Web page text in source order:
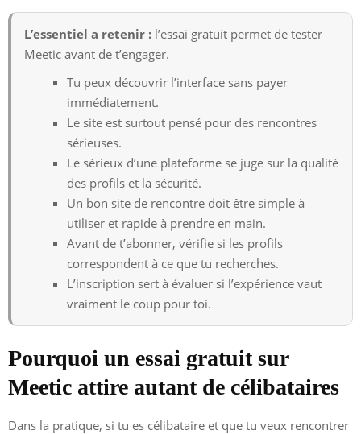
L’essentiel a retenir : l’essai gratuit permet de tester
Meetic avant de t’engager.
Tu peux découvrir l’interface sans payer
immédiatement.
Le site est surtout pensé pour des rencontres
sérieuses.
Le sérieux d’une plateforme se juge sur la qualité
des profils et la sécurité.
Un bon site de rencontre doit être simple à
utiliser et rapide à prendre en main.
Avant de t’abonner, vérifie si les profils
correspondent à ce que tu recherches.
L’inscription sert à évaluer si l’expérience vaut
vraiment le coup pour toi.
Pourquoi un essai gratuit sur
Meetic attire autant de célibataires
Dans la pratique, si tu es célibataire et que tu veux rencontrer